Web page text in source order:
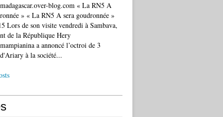
blog.com « La RN5 A
» « La RN5 A sera goudronnée »
Lors de son visite vendredi à Sambava,
de la République Hery
a annoncé l’octroi de 3
à la société...